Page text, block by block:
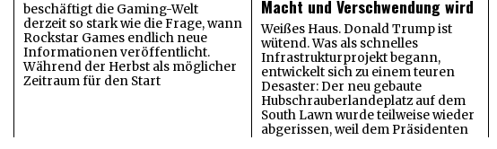
beschäftigt die Gaming-Welt
derzeit so stark wie die Frage, wann
Rockstar Games endlich neue
Informationen veröffentlicht.
Während der Herbst als möglicher
Zeitraum für den Start
Macht und Verschwendung wird
Weißes Haus. Donald Trump ist
wütend. Was als schnelles
Infrastrukturprojekt begann,
entwickelt sich zu einem teuren
Desaster: Der neu gebaute
Hubschrauberlandeplatz auf dem
South Lawn wurde teilweise wieder
abgerissen, weil dem Präsidenten